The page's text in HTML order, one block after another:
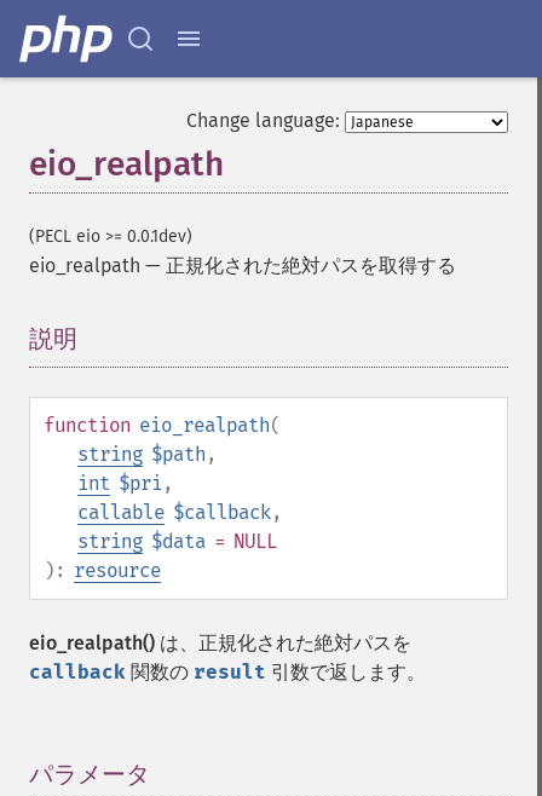
Change language:
eio_realpath
(PECL eio >= 0.0.1dev)
eio_realpath — 正規化された絶対パスを取得する
説明
function eio_realpath(
string $path ,
int $pri,
callable $callback,
string $data = NULL
): resource
eio_realpath() は、正規化された絶対パスを
callback 関数の result 引数で返します。
パラメータ